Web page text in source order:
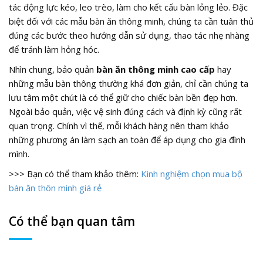
tác động lực kéo, leo trèo, làm cho kết cấu bàn lỏng lẻo. Đặc
biệt đối với các mẫu bàn ăn thông minh, chúng ta cần tuân thủ
đúng các bước theo hướng dẫn sử dụng, thao tác nhẹ nhàng
để tránh làm hỏng hóc.
Nhìn chung, bảo quản bàn ăn thông minh cao cấp hay
những mẫu bàn thông thường khá đơn giản, chỉ cần chúng ta
lưu tâm một chút là có thể giữ cho chiếc bàn bền đẹp hơn.
Ngoài bảo quản, việc vệ sinh đúng cách và định kỳ cũng rất
quan trọng. Chính vì thế, mỗi khách hàng nên tham khảo
những phương án làm sạch an toàn để áp dụng cho gia đình
mình.
>>> Bạn có thể tham khảo thêm: Kinh nghiệm chọn mua bộ
bàn ăn thôn minh giá rẻ
Có thể bạn quan tâm